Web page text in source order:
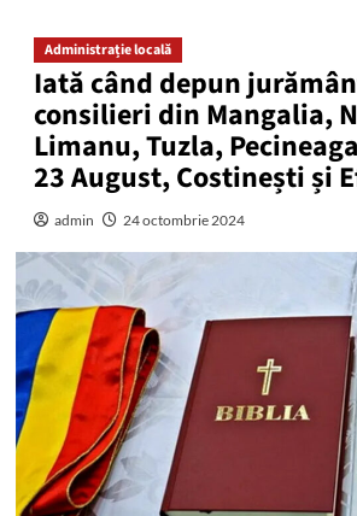
Administrație locală
Iată când depun
consilieri din Mangalia,
Limanu, Tuzla,
23 August, Costinești și
admin 24 octombrie 2024